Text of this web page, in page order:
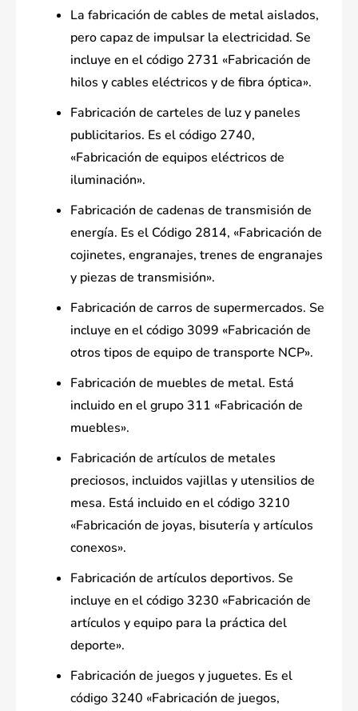
La fabricación de cables de metal aislados,
pero capaz de impulsar la electricidad. Se
incluye en el código 2731 «Fabricación de
hilos y cables eléctricos y de fibra óptica».
Fabricación de carteles de luz y paneles
publicitarios. Es el código 2740,
«Fabricación de equipos eléctricos de
iluminación».
Fabricación de cadenas de transmisión de
energía. Es el Código 2814, «Fabricación de
cojinetes, engranajes, trenes de engranajes
y piezas de transmisión».
Fabricación de carros de supermercados. Se
incluye en el código 3099 «Fabricación de
otros tipos de equipo de transporte NCP».
Fabricación de muebles de metal. Está
incluido en el grupo 311 «Fabricación de
muebles».
Fabricación de artículos de metales
preciosos, incluidos vajillas y utensilios de
mesa. Está incluido en el código 3210
«Fabricación de joyas, bisutería y artículos
conexos».
Fabricación de artículos deportivos. Se
incluye en el código 3230 «Fabricación de
artículos y equipo para la práctica del
deporte».
Fabricación de juegos y juguetes. Es el
código 3240 «Fabricación de juegos,